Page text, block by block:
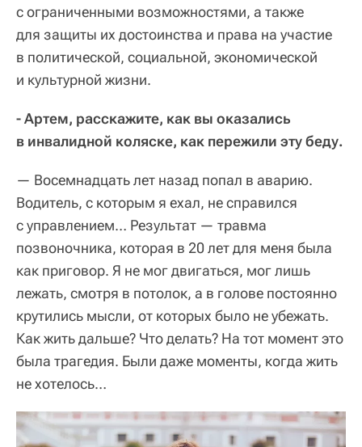
с ограниченными возможностями, а также
для защиты их достоинства и права на участие
в политической, социальной, экономической
и культурной жизни.
- Артем, расскажите, как вы оказались
в инвалидной коляске, как пережили эту беду.
— Восемнадцать лет назад попал в аварию.
Водитель, с которым я ехал, не справился
с управлением… Результат — травма
позвоночника, которая в 20 лет для меня была
как приговор. Я не мог двигаться, мог лишь
лежать, смотря в потолок, а в голове постоянно
крутились мысли, от которых было не убежать.
Как жить дальше? Что делать? На тот момент это
была трагедия. Были даже моменты, когда жить
не хотелось…